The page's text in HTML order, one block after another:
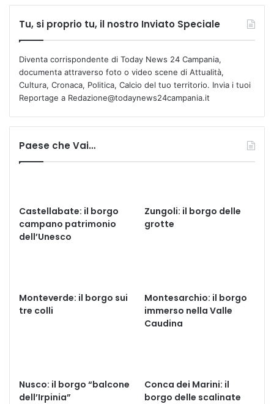
Tu, si proprio tu, il nostro Inviato Speciale
Diventa corrispondente di Today News 24 Campania,
documenta attraverso foto o video scene di Attualità,
Cultura, Cronaca, Politica, Calcio del tuo territorio. Invia i tuoi
Reportage a Redazione@todaynews24campania.it
Paese che Vai…
Castellabate: il borgo
campano patrimonio
dell’Unesco
Zungoli: il borgo delle
grotte
Monteverde: il borgo sui
tre colli
Montesarchio: il borgo
immerso nella Valle
Caudina
Nusco: il borgo “balcone
dell’Irpinia”
Conca dei Marini: il
borgo delle scalinate